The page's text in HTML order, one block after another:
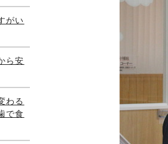
がい
ら安
わる
で食